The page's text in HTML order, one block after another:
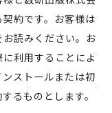
約です。お客様は
読みください。お
利用することによ
ストールまたは初
るものとします。